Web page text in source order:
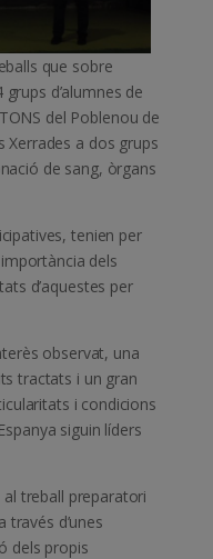
que sobre
d’alumnes de
del Poblenou de
Xerrades a dos grups
de sang, òrgans
tenien per
dels
d’aquestes per
observat, una
tractats i un gran
i condicions
siguin líders
treball preparatori
través d’unes
dels propis